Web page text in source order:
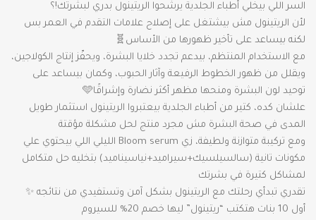
السر اللي بيخلي أطباء الجلدية يرشحوا الريتينول بدري لبشرتك!؟
لأن الريتينول مش بيشتغل على إصلاح علامات التقدم في العمر بس
لكنه بيساعد على تأخير ظهورها من الأساس🧬
مع الاستخدام المنتظم، بيدعم تجدد خلايا البشرة، ويحفّز إنتاج الكولاجين،
ويقلل من ظهور الخطوط الرفيعة وآثار الحبوب، وكمان بيساعد على
توحيد لون البشرة ومنحها مظهر أكثر نضارة وإشراقًا🩵
علشان كده، كتير من أطباء الجلدية بيعتبروا الريتينول استثمار طويل
المدى في صحة البشرة مش مجرد منتج لحل مشكلة مؤقتة
ومع تركيبة متوازنة ولطيفة، زي Bloom serum الليلي اللي بيحتوي علي
مكونات تانية (سالسيلسيك+سيراميد+نياسيناميد) بتخليه حل متكامل
لمشاكل كتيرة في بشرتك
تقدري تبدأي رحلتك مع الريتينول بشكل آمن وتستفيدي من نتائجه ✨
أول 10 بنات هتكتب “ريتينول” ليها خصم 20% للسيروم